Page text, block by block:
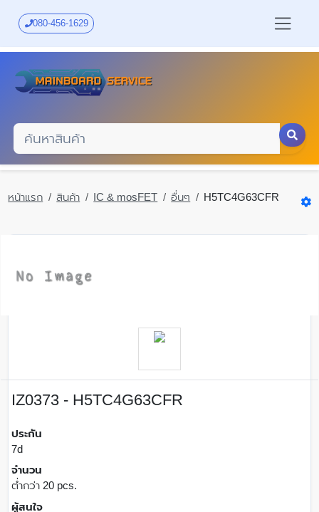
content
080-456-1629
หน้าแรก สินค้า IC & mosFET อื่นๆ H5TC4G63CFR
IZ0373 - H5TC4G63CFR
ประกัน
7d
จำนวน
ต่ำกว่า 20 pcs.
ผู้สนใจ